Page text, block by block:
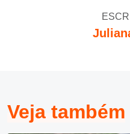
Veja também